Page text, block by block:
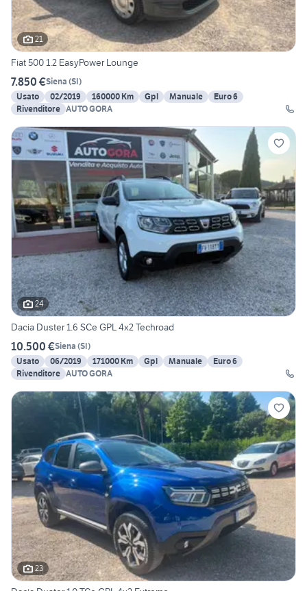
21
Fiat 500 1.2 EasyPower Lounge
7.850 €Siena (SI)
Usato
02/2019 160000 Km Gpl Manuale
Euro 6
Rivenditore AUTO GORA
24
Dacia Duster 1.6 SCe GPL 4x2 Techroad
10.500 €Siena (SI)
Usato
06/2019 171000 Km Gpl Manuale
Euro 6
Rivenditore AUTO GORA
23